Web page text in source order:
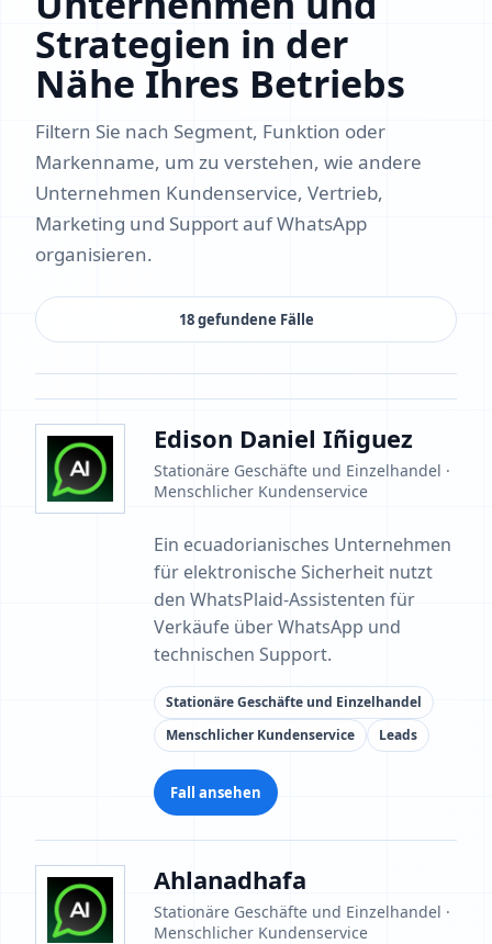
Strategien in der
Nähe Ihres Betriebs
Filtern Sie nach Segment, Funktion oder
Markenname, um zu verstehen, wie andere
Unternehmen Kundenservice, Vertrieb,
Marketing und Support auf WhatsApp
organisieren.
18 gefundene Fälle
Edison Daniel Iñiguez
Stationäre Geschäfte und Einzelhandel ·
Menschlicher Kundenservice
Ein ecuadorianisches Unternehmen
für elektronische Sicherheit nutzt
den WhatsPlaid-Assistenten für
Verkäufe über WhatsApp und
technischen Support.
Stationäre Geschäfte und Einzelhandel
Menschlicher Kundenservice
Leads
Fall ansehen
Ahlanadhafa
Stationäre Geschäfte und Einzelhandel ·
Menschlicher Kundenservice